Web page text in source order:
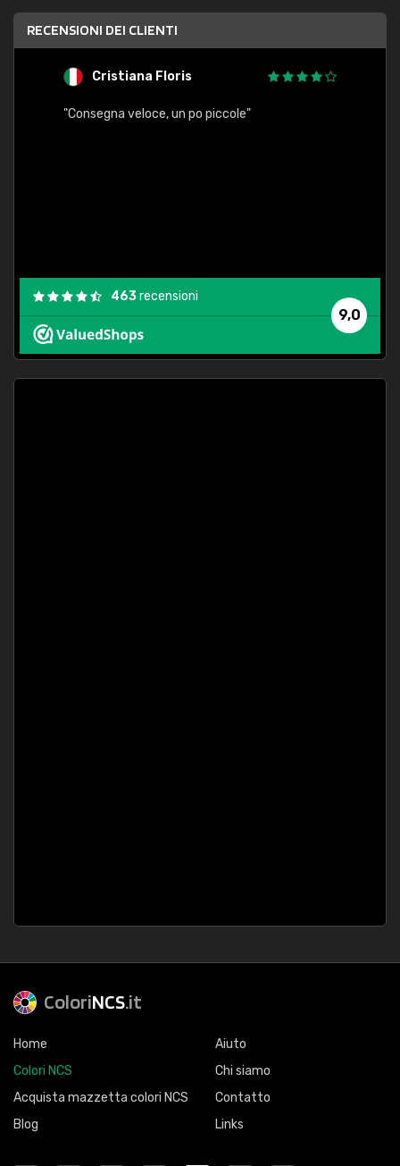
RECENSIONI DEI CLIENTI
Cristiana Floris
"Consegna veloce, un po piccole"
9,0
463recensioni
ColoriNCS.it
Home
Colori NCS
Acquista mazzetta colori NCS
Blog
Aiuto
Chi siamo
Contatto
Links